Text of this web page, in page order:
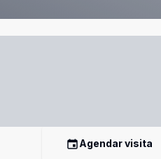
Agendar visita